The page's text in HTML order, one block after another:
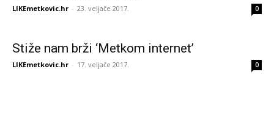
LIKEmetkovic.hr - 23. veljače 2017. 0
Stiže nam brži ‘Metkom internet’
LIKEmetkovic.hr - 17. veljače 2017. 0